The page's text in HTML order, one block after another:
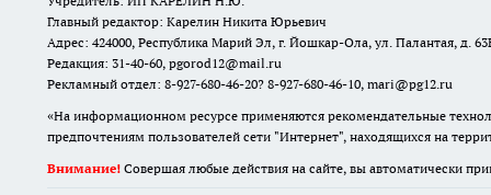
Главный редактор: Карелин Никита Юрьевич
Адрес: 424000, Республика Марий Эл, г. Йошкар-Ола, ул. Палантая, д.
Редакция: 31-40-60, pgorod12@mail.ru
Рекламный отдел: 8-927-680-46-20? 8-927-680-46-10, mari@pg12.ru
«На информационном ресурсе применяются рекомендательные
предпочтениям пользователей сети "Интернет", находящихся на
Внимание! Совершая любые действия на сайте, вы автоматически